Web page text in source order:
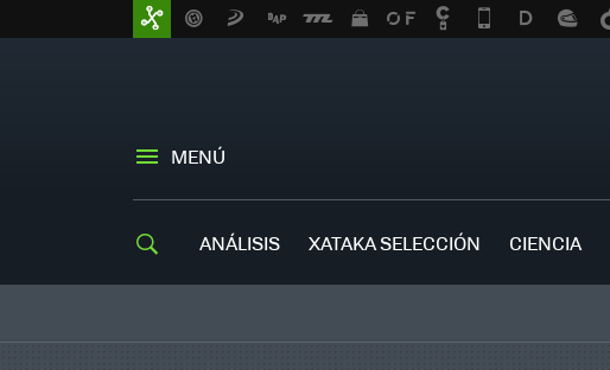
MENÚ
ANÁLISIS XATAKA SELECCIÓN CIENCIA